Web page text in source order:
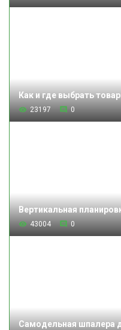
Как и где выбрать
23197 0
Вертикальная
43004 0
Самодельная шпалера